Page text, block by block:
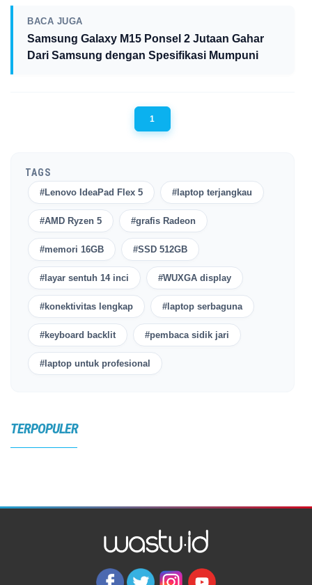
BACA JUGA
Samsung Galaxy M15 Ponsel 2 Jutaan Gahar
Dari Samsung dengan Spesifikasi Mumpuni
1
TAGS
#Lenovo IdeaPad Flex 5 #laptop terjangkau
#AMD Ryzen 5 #grafis Radeon
#memori 16GB #SSD 512GB
#layar sentuh 14 inci #WUXGA display
#konektivitas lengkap #laptop serbaguna
#keyboard backlit #pembaca sidik jari
#laptop untuk profesional
TERPOPULER